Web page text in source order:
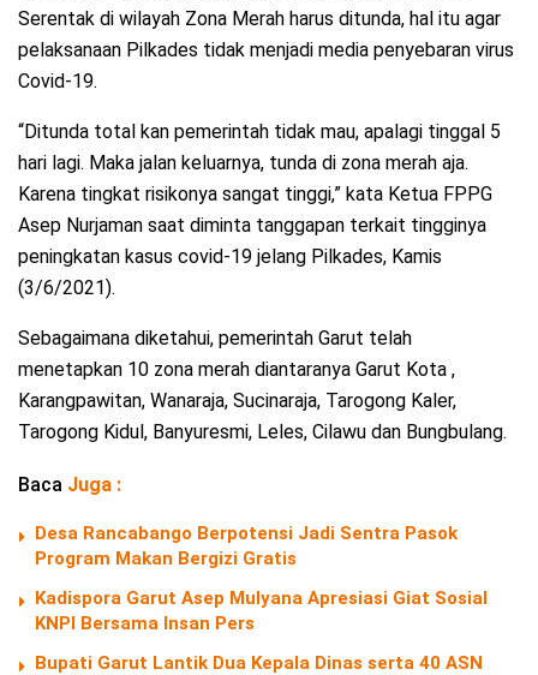
Serentak di wilayah Zona Merah harus ditunda, hal itu agar
pelaksanaan Pilkades tidak menjadi media penyebaran virus
Covid-19.
“Ditunda total kan pemerintah tidak mau, apalagi tinggal 5
hari lagi. Maka jalan keluarnya, tunda di zona merah aja.
Karena tingkat risikonya sangat tinggi,” kata Ketua FPPG
Asep Nurjaman saat diminta tanggapan terkait tingginya
peningkatan kasus covid-19 jelang Pilkades, Kamis
(3/6/2021).
Sebagaimana diketahui, pemerintah Garut telah
menetapkan 10 zona merah diantaranya Garut Kota ,
Karangpawitan, Wanaraja, Sucinaraja, Tarogong Kaler,
Tarogong Kidul, Banyuresmi, Leles, Cilawu dan Bungbulang.
Baca Juga :
Desa Rancabango Berpotensi Jadi Sentra Pasok
Program Makan Bergizi Gratis
Kadispora Garut Asep Mulyana Apresiasi Giat Sosial
KNPI Bersama Insan Pers
Bupati Garut Lantik Dua Kepala Dinas serta 40 ASN